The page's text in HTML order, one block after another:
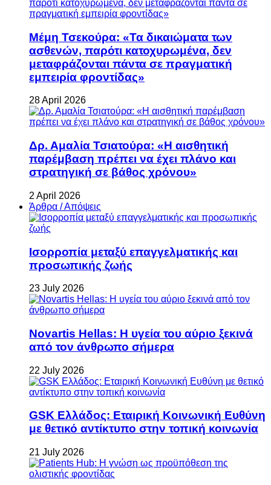
Μέμη Τσεκούρα: «Τα δικαιώματα των
ασθενών, παρότι κατοχυρωμένα, δεν
μεταφράζονται πάντα σε πραγματική
εμπειρία φροντίδας»
28 April 2026
Δρ. Αμαλία Τσιατούρα: «Η αισθητική
παρέμβαση πρέπει να έχει πλάνο και
στρατηγική σε βάθος χρόνου»
2 April 2026
Άρθρα / Απόψεις
Ισορροπία μεταξύ επαγγελματικής και
προσωπικής ζωής
23 July 2026
Novartis Hellas: Η υγεία του αύριο ξεκινά
από τον άνθρωπο σήμερα
22 July 2026
GSK Ελλάδος: Εταιρική Κοινωνική Ευθύνη
με θετικό αντίκτυπο στην τοπική κοινωνία
21 July 2026